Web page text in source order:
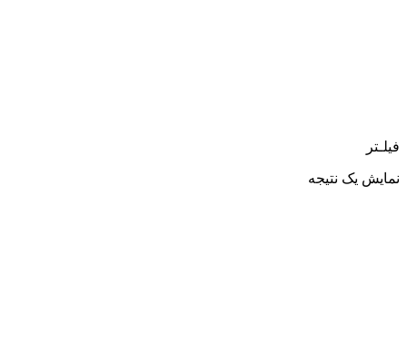
فیلـتر
نمایش یک نتیجه